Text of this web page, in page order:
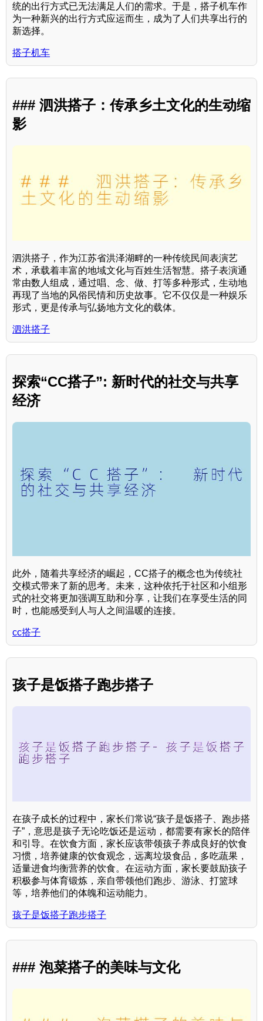
统的出行方式已无法满足人们的需求。于是，搭子机车作
为一种新兴的出行方式应运而生，成为了人们共享出行的
新选择。
搭子机车
### 泗洪搭子：传承乡土文化的生动缩
影
泗洪搭子，作为江苏省洪泽湖畔的一种传统民间表演艺
术，承载着丰富的地域文化与百姓生活智慧。搭子表演通
常由数人组成，通过唱、念、做、打等多种形式，生动地
再现了当地的风俗民情和历史故事。它不仅仅是一种娱乐
形式，更是传承与弘扬地方文化的载体。
泗洪搭子
探索“CC搭子”: 新时代的社交与共享
经济
此外，随着共享经济的崛起，CC搭子的概念也为传统社
交模式带来了新的思考。未来，这种依托于社区和小组形
式的社交将更加强调互助和分享，让我们在享受生活的同
时，也能感受到人与人之间温暖的连接。
cc搭子
孩子是饭搭子跑步搭子
在孩子成长的过程中，家长们常说“孩子是饭搭子、跑步搭
子”，意思是孩子无论吃饭还是运动，都需要有家长的陪伴
和引导。在饮食方面，家长应该带领孩子养成良好的饮食
习惯，培养健康的饮食观念，远离垃圾食品，多吃蔬果，
适量进食均衡营养的饮食。在运动方面，家长要鼓励孩子
积极参与体育锻炼，亲自带领他们跑步、游泳、打篮球
等，培养他们的体魄和运动能力。
孩子是饭搭子跑步搭子
### 泡菜搭子的美味与文化